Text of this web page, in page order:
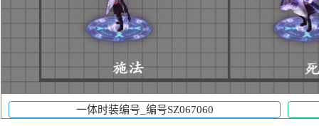
一体时装编号_编号SZ067060